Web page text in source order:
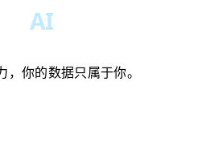
你的数据只属于你。